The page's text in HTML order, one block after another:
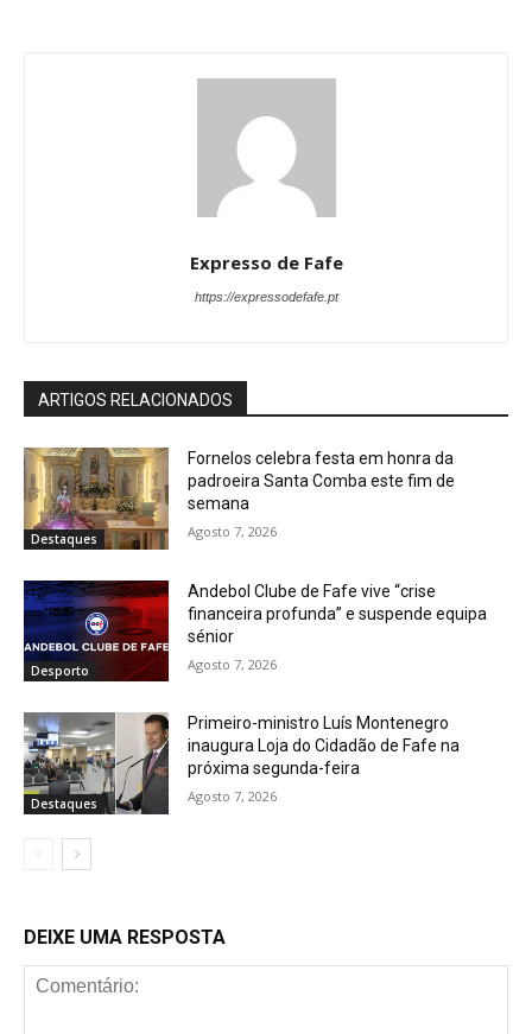
Expresso de Fafe
https://expressodefafe.pt
ARTIGOS RELACIONADOS
Destaques
Fornelos celebra festa em honra da
padroeira Santa Comba este fim de
semana
Agosto 7, 2026
Desporto
Andebol Clube de Fafe vive “crise
financeira profunda” e suspende equipa
sénior
Agosto 7, 2026
Destaques
Primeiro-ministro Luís Montenegro
inaugura Loja do Cidadão de Fafe na
próxima segunda-feira
Agosto 7, 2026
DEIXE UMA RESPOSTA